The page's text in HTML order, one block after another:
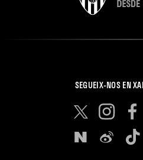
SEGUEIX-NOS EN